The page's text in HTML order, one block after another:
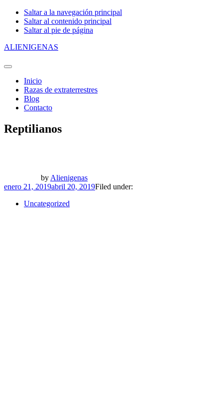
Saltar a la navegación principal
Saltar al contenido principal
Saltar al pie de página
ALIENIGENAS
Primary
Navigation
Menu Inicio
Razas de extraterrestres
Blog
Contacto
Reptilianos
by Alienigenas
enero 21, 2019abril 20, 2019Filed under:
Uncategorized